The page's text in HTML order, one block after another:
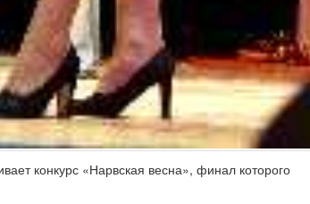
конкурс «Нарвская весна», финал которого